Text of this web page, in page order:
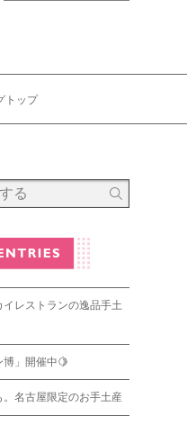
トップ
レストランの逸品手土
博」開催中🍋
名古屋限定のお手土産